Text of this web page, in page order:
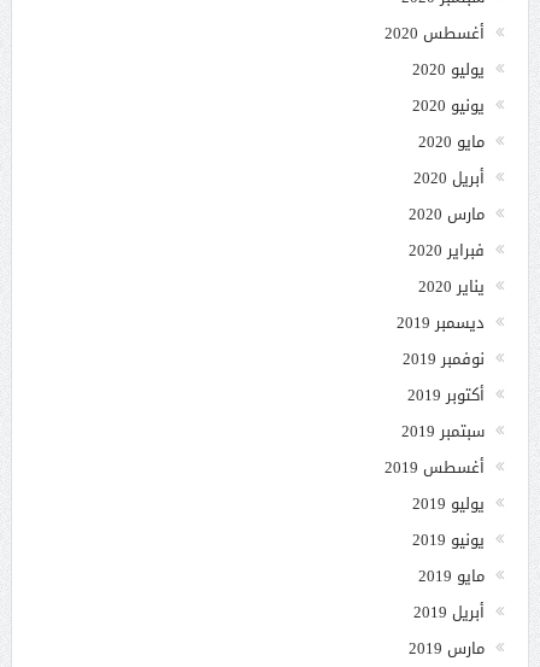
أغسطس 2020
يوليو 2020
يونيو 2020
مايو 2020
أبريل 2020
مارس 2020
فبراير 2020
يناير 2020
ديسمبر 2019
نوفمبر 2019
أكتوبر 2019
سبتمبر 2019
أغسطس 2019
يوليو 2019
يونيو 2019
مايو 2019
أبريل 2019
مارس 2019